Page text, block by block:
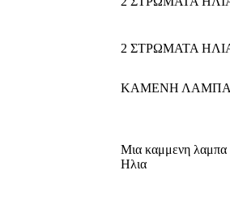
2 ΣΤΡΩΜΑΤΑ
ΚΑΜΕΝΗ ΛΑΜΠΑ
Μια καμμενη λαμπα
Ηλια